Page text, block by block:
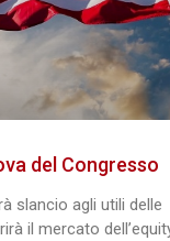
del Congresso
slancio agli utili delle
il mercato